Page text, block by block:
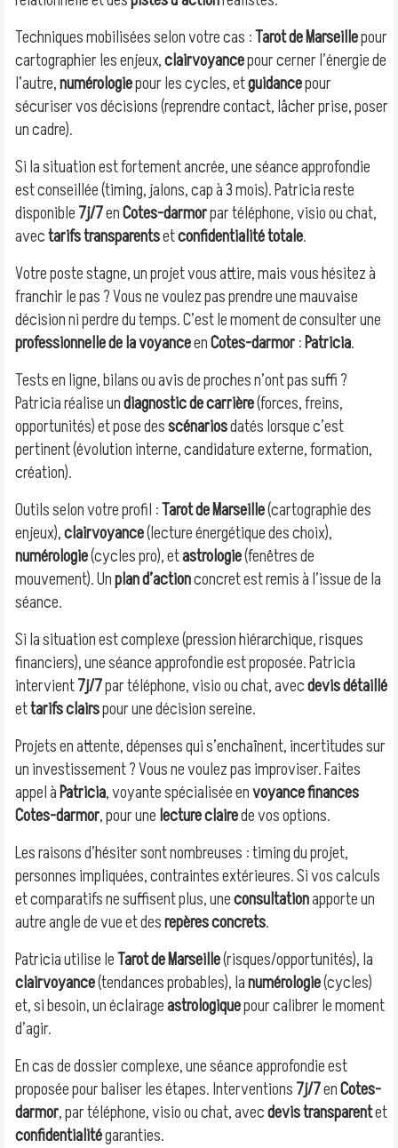
Techniques mobilisées selon votre cas :Tarot de Marseillepour
cartographier les enjeux,clairvoyancepour cerner l’énergie de
l’autre,numérologiepour les cycles, etguidancepour
sécuriser vos décisions (reprendre contact, lâcher prise, poser
un cadre).
Si la situation est fortement ancrée, une séance approfondie
est conseillée (timing, jalons, cap à 3 mois). Patricia reste
disponible7j/7enCotes-darmorpar téléphone, visio ou chat,
avectarifs transparentsetconfidentialité totale.
Votre poste stagne, un projet vous attire, mais vous hésitez à
franchir le pas ? Vous ne voulez pas prendre une mauvaise
décision ni perdre du temps. C’est le moment de consulter une
professionnelle de la voyanceenCotes-darmor:Patricia.
Tests en ligne, bilans ou avis de proches n’ont pas suffi ?
Patricia réalise undiagnostic de carrière(forces, freins,
opportunités) et pose desscénariosdatés lorsque c’est
pertinent (évolution interne, candidature externe, formation,
création).
Outils selon votre profil :Tarot de Marseille(cartographie des
enjeux),clairvoyance(lecture énergétique des choix),
numérologie(cycles pro), etastrologie(fenêtres de
mouvement). Unplan d’actionconcret est remis à l’issue de la
séance.
Si la situation est complexe (pression hiérarchique, risques
financiers), une séance approfondie est proposée. Patricia
intervient7j/7par téléphone, visio ou chat, avecdevis détaillé
ettarifs clairspour une décision sereine.
Projets en attente, dépenses qui s’enchaînent, incertitudes sur
un investissement ? Vous ne voulez pas improviser. Faites
appel àPatricia, voyante spécialisée envoyance finances
Cotes-darmor, pour unelecture clairede vos options.
Les raisons d’hésiter sont nombreuses : timing du projet,
personnes impliquées, contraintes extérieures. Si vos calculs
et comparatifs ne suffisent plus, uneconsultationapporte un
autre angle de vue et desrepères concrets.
Patricia utilise leTarot de Marseille(risques/opportunités), la
clairvoyance(tendances probables), lanumérologie(cycles)
et, si besoin, un éclairageastrologiquepour calibrer le moment
d’agir.
En cas de dossier complexe, une séance approfondie est
proposée pour baliser les étapes. Interventions7j/7enCotes-
darmor, par téléphone, visio ou chat, avecdevis transparentet
confidentialitégaranties.